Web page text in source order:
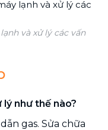
và xử lý các vấn
như thế nào?
gas. Sửa chữa